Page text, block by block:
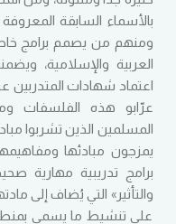
بالأسماء السابقة
ومنهم من يصمم برامج
العربية والإسلامية،
اعتماد شهادات المتدربين
عرّابو هذه الفلسفات
المسلمين الذين تشربوا
يمزجون مبادئها
برامج تدريبية مهارية
والتأثير» التي يُضاف إلى
على تنشيط ما يسمى